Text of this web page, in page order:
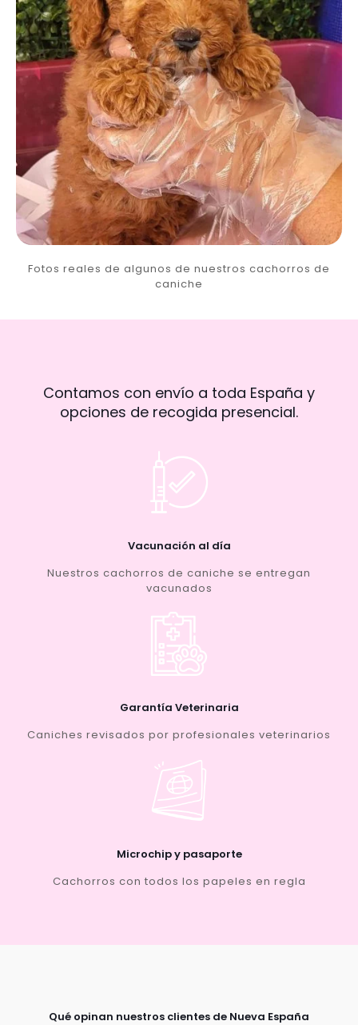
Fotos reales de algunos de nuestros cachorros de
caniche
Contamos con envío a toda España y
opciones de recogida presencial.
Vacunación al día
Nuestros cachorros de caniche se entregan
vacunados
Garantía Veterinaria
Caniches revisados por profesionales veterinarios
Microchip y pasaporte
Cachorros con todos los papeles en regla
Qué opinan nuestros clientes de Nueva España